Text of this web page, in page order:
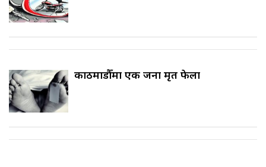
काठमाडौँमा एक जना मृत फेला